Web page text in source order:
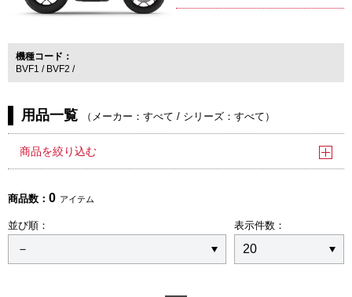
機種コード
BVF1
BVF2
用品一覧 （ メーカー：すべて / シリーズ：すべて ）
商品を絞り込む
商品数： 0 アイテム
並び順： 表示件数：